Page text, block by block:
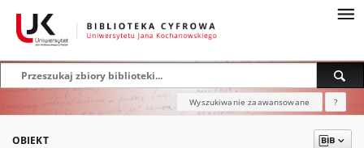
Wyszukiwanie zaawansowane ?
OBIEKT